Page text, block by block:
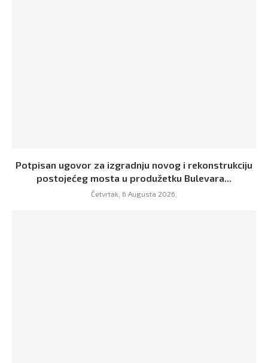
Potpisan ugovor za izgradnju novog i rekonstrukciju
postojećeg mosta u produžetku Bulevara...
Četvrtak, 6 Augusta 2026,